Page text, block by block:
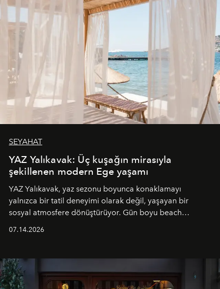
SEYAHAT
YAZ Yalıkavak: Üç kuşağın mirasıyla
şekillenen modern Ege yaşamı
YAZ Yalıkavak, yaz sezonu boyunca konaklamayı
yalnızca bir tatil deneyimi olarak değil, yaşayan bir
sosyal atmosfere dönüştürüyor. Gün boyu beach
tematik gastronomi geceleri misafirlerle buluşuyor.
Paylaşıma, lezzete ve müziğe odaklanan bu özel
akşamlar, YAZ’ın sade lüks anlayışını gün batımından
07.14.2026